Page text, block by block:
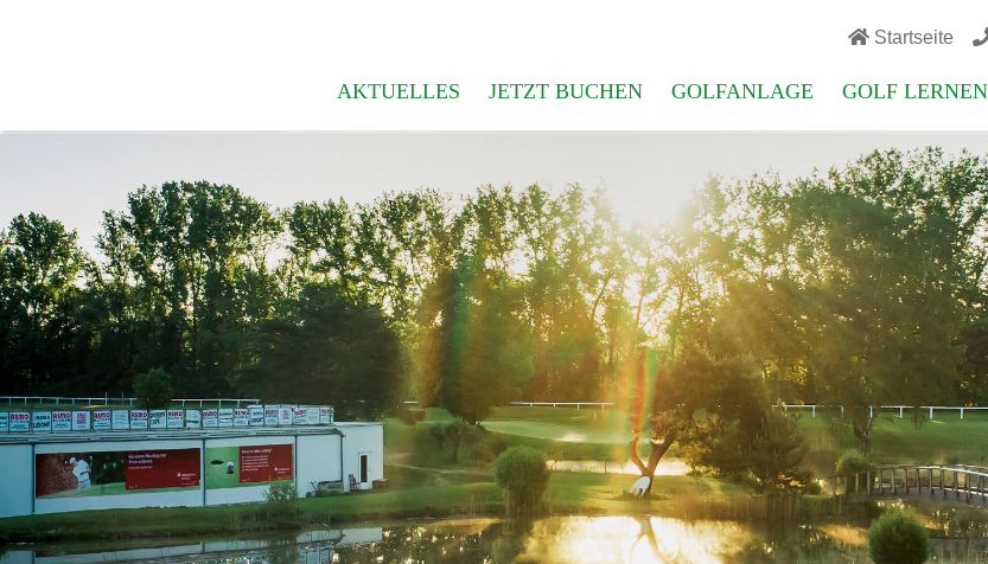
 Startseite
AKTUELLES
Neuigkeiten
Event-Bilder
Newsletter lesen
Öffnungszeiten
Unser Team
Kontakt
Anfahrt
Webcam & Wetter
JETZT BUCHEN
Mitglied werden
Preisliste
Startzeiten buchen
Driving Range buchen
Golfkurse buchen
Jahres-Rangefee beantragen
Newsletter abonnieren
GOLFANLAGE
Hinweise für Gäste
9-Loch-Platz
Persönliche Scorekarte
Course-Handicap-Tabellen
Übungsanlage
Regularien
Bilder
GOLF LERNEN
Golf ausprobieren
Platzreife
Kurse für
Kurse für
Sommertraining
Golflehrer
Persönliches
Kurse für Kinder